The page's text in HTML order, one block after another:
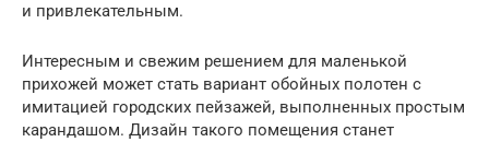
и привлекательным.
Интересным и свежим решением для маленькой
прихожей может стать вариант обойных полотен с
имитацией городских пейзажей, выполненных простым
карандашом. Дизайн такого помещения станет